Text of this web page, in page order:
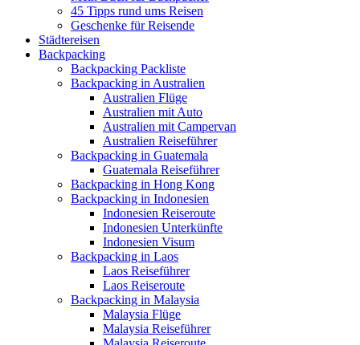
45 Tipps rund ums Reisen
Geschenke für Reisende
Städtereisen
Backpacking
Backpacking Packliste
Backpacking in Australien
Australien Flüge
Australien mit Auto
Australien mit Campervan
Australien Reiseführer
Backpacking in Guatemala
Guatemala Reiseführer
Backpacking in Hong Kong
Backpacking in Indonesien
Indonesien Reiseroute
Indonesien Unterkünfte
Indonesien Visum
Backpacking in Laos
Laos Reiseführer
Laos Reiseroute
Backpacking in Malaysia
Malaysia Flüge
Malaysia Reiseführer